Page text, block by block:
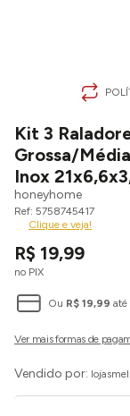
Kit 3
Grossa/
Inox
honeyhome
5758745417
Clique e veja!
R$ 19,99
no PIX
Ou R$ 19,99 até
Vendido por: lojasmel